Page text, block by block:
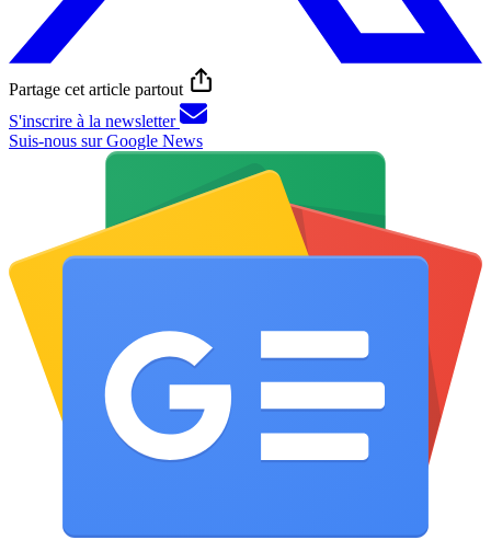
Partage cet article partout
S'inscrire à la newsletter
Suis-nous sur Google News